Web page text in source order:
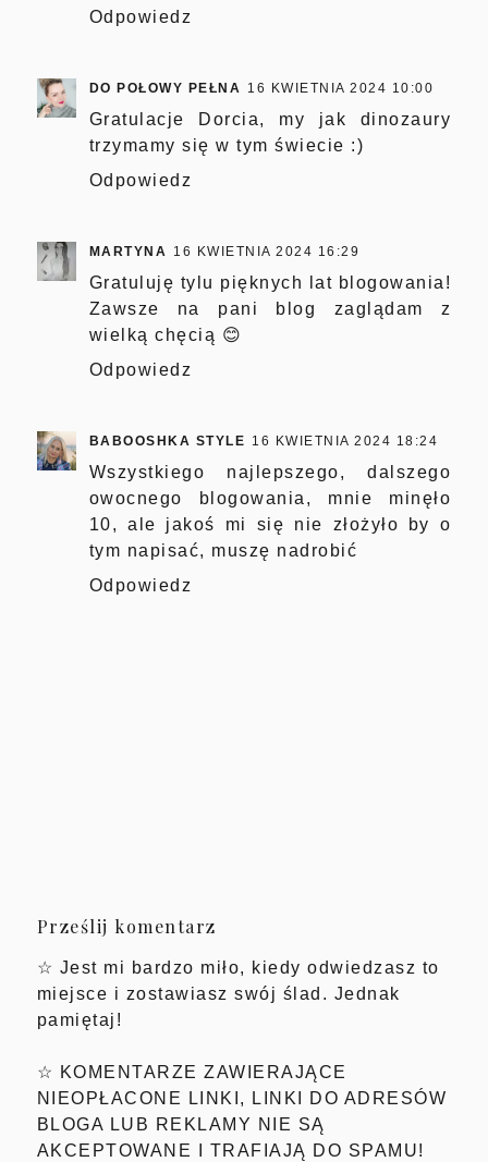
Odpowiedz
DO POŁOWY PEŁNA 16 KWIETNIA 2024 10:00
Gratulacje Dorcia, my jak dinozaury
trzymamy się w tym świecie :)
Odpowiedz
MARTYNA 16 KWIETNIA 2024 16:29
Gratuluję tylu pięknych lat blogowania!
Zawsze na pani blog zaglądam z
wielką chęcią 😊
Odpowiedz
BABOOSHKA STYLE 16 KWIETNIA 2024 18:24
Wszystkiego najlepszego, dalszego
owocnego blogowania, mnie minęło
10, ale jakoś mi się nie złożyło by o
tym napisać, muszę nadrobić
Odpowiedz
Prześlij komentarz
☆ Jest mi bardzo miło, kiedy odwiedzasz to
miejsce i zostawiasz swój ślad. Jednak
pamiętaj!
☆ KOMENTARZE ZAWIERAJĄCE
NIEOPŁACONE LINKI, LINKI DO ADRESÓW
BLOGA LUB REKLAMY NIE SĄ
AKCEPTOWANE I TRAFIAJĄ DO SPAMU!